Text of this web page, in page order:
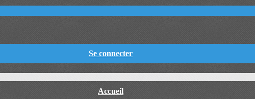
Se connecter
Accueil